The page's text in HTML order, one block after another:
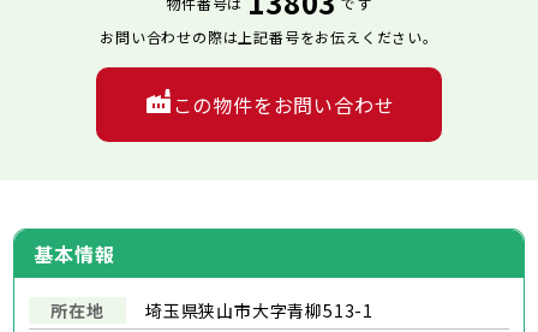
基本情報
所在地 埼玉県狭山市大字青柳513-1
お問い合わせの際は上記番号をお伝えください。
この物件をお問い合わせ